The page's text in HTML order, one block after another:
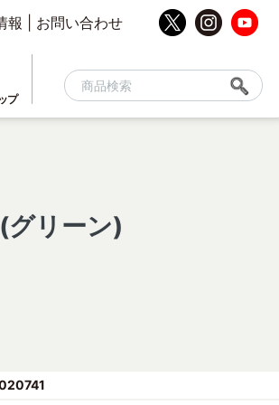
報 お問い合わせ
プ
グリーン)